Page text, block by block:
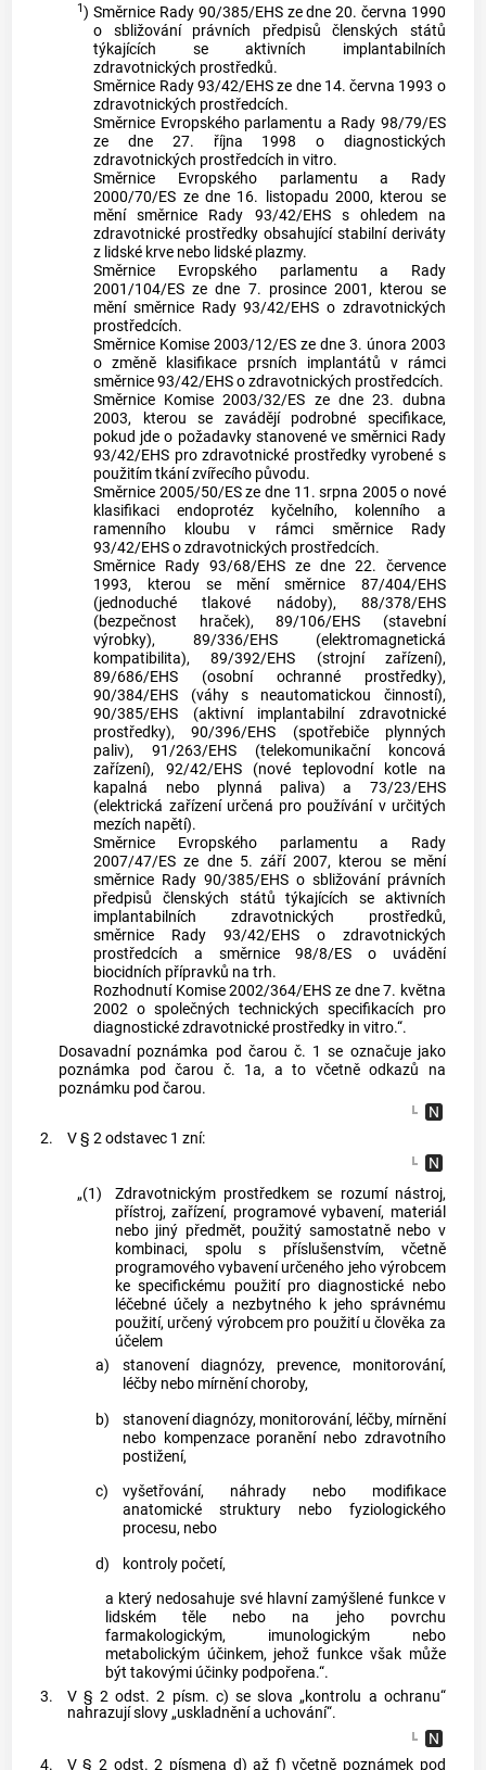
1) Směrnice Rady 90/385/EHS ze dne 20. června 1990
o sbližování právních předpisů členských států
týkajících se aktivních implantabilních
zdravotnických prostředků.
Směrnice Rady 93/42/EHS ze dne 14. června 1993 o
zdravotnických prostředcích.
Směrnice Evropského parlamentu a Rady 98/79/ES
ze dne 27. října 1998 o diagnostických
zdravotnických prostředcích in vitro.
Směrnice Evropského parlamentu a Rady
2000/70/ES ze dne 16. listopadu 2000, kterou se
mění směrnice Rady 93/42/EHS s ohledem na
zdravotnické prostředky obsahující stabilní deriváty
z lidské krve nebo lidské plazmy.
Směrnice Evropského parlamentu a Rady
2001/104/ES ze dne 7. prosince 2001, kterou se
mění směrnice Rady 93/42/EHS o zdravotnických
prostředcích.
Směrnice Komise 2003/12/ES ze dne 3. února 2003
o změně klasifikace prsních implantátů v rámci
směrnice 93/42/EHS o zdravotnických prostředcích.
Směrnice Komise 2003/32/ES ze dne 23. dubna
2003, kterou se zavádějí podrobné specifikace,
pokud jde o požadavky stanovené ve směrnici Rady
93/42/EHS pro zdravotnické prostředky vyrobené s
použitím tkání zvířecího původu.
Směrnice 2005/50/ES ze dne 11. srpna 2005 o nové
klasifikaci endoprotéz kyčelního, kolenního a
ramenního kloubu v rámci směrnice Rady
93/42/EHS o zdravotnických prostředcích.
Směrnice Rady 93/68/EHS ze dne 22. července
1993, kterou se mění směrnice 87/404/EHS
(jednoduché tlakové nádoby), 88/378/EHS
(bezpečnost hraček), 89/106/EHS (stavební
výrobky), 89/336/EHS (elektromagnetická
kompatibilita), 89/392/EHS (strojní zařízení),
89/686/EHS (osobní ochranné prostředky),
90/384/EHS (váhy s neautomatickou činností),
90/385/EHS (aktivní implantabilní zdravotnické
prostředky), 90/396/EHS (spotřebiče plynných
paliv), 91/263/EHS (telekomunikační koncová
zařízení), 92/42/EHS (nové teplovodní kotle na
kapalná nebo plynná paliva) a 73/23/EHS
(elektrická zařízení určená pro používání v určitých
mezích napětí).
Směrnice Evropského parlamentu a Rady
2007/47/ES ze dne 5. září 2007, kterou se mění
směrnice Rady 90/385/EHS o sbližování právních
předpisů členských států týkajících se aktivních
implantabilních zdravotnických prostředků,
směrnice Rady 93/42/EHS o zdravotnických
prostředcích a směrnice 98/8/ES o uvádění
biocidních přípravků na trh.
Rozhodnutí Komise 2002/364/EHS ze dne 7. května
2002 o společných technických specifikacích pro
diagnostické zdravotnické prostředky in vitro.“.
Dosavadní poznámka pod čarou č. 1 se označuje jako
poznámka pod čarou č. 1a, a to včetně odkazů na
poznámku pod čarou.
2. V § 2 odstavec 1 zní:
„(1)
Zdravotnickým prostředkem se rozumí nástroj,
přístroj, zařízení, programové vybavení, materiál
nebo jiný předmět, použitý samostatně nebo v
kombinaci, spolu s příslušenstvím, včetně
programového vybavení určeného jeho výrobcem
ke specifickému použití pro diagnostické nebo
léčebné účely a nezbytného k jeho správnému
použití, určený výrobcem pro použití u člověka za
účelem
a)
stanovení diagnózy, prevence, monitorování,
léčby nebo mírnění choroby,
b)
stanovení diagnózy, monitorování, léčby, mírnění
nebo kompenzace poranění nebo zdravotního
postižení,
c)
vyšetřování, náhrady nebo modifikace
anatomické struktury nebo fyziologického
procesu, nebo
d)
kontroly početí,
a který nedosahuje své hlavní zamýšlené funkce v
lidském těle nebo na jeho povrchu
farmakologickým, imunologickým nebo
metabolickým účinkem, jehož funkce však může
být takovými účinky podpořena.“.
3.
V § 2 odst. 2 písm. c) se slova „kontrolu a ochranu“
nahrazují slovy „uskladnění a uchování“.
4. V § 2 odst. 2 písmena d) až f) včetně poznámek pod